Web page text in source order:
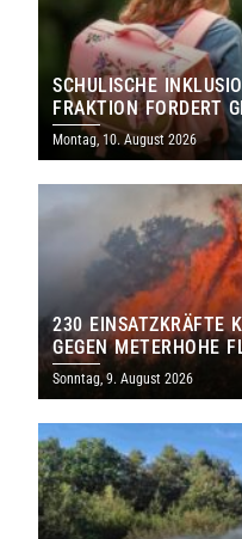
SCHULISCHE
FRAKTION FORDERT
NEUAUFSTELLUNG
Montag, 10. August 2026
230 EINSATZKRÄFTE
GEGEN METERHOHE
Sonntag, 9. August 2026